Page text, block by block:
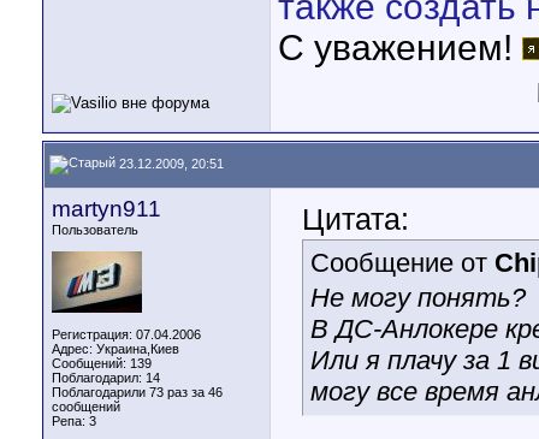
С уважением!
23.12.2009, 20:51
martyn911
Пользователь
Регистрация: 07.04.2006
Адрес: Украина,Киев
Сообщений: 139
Поблагодарил: 14
Поблагодарили 73 раз за 46
сообщений
Репа: 3
Цитата:
Сообщение от
Не могу понять?
В ДС-Анлокере
Или я плачу за 1
могу все время